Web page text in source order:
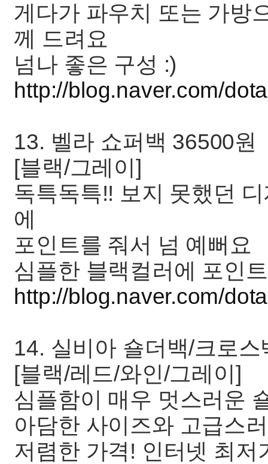
게다가 파우치 또는 가방
께 드려요
넘나 좋은 구성 :)
http://blog.naver.com/
13. 벨라 쇼퍼백 36500원
[블랙/그레이]
독특독특!! 보지 못했던
에
포인트를 줘서 넘 예뻐요
심플한 블랙컬러에 포인
http://blog.naver.com/
14. 실비아 숄더백/크로
[블랙/레드/와인/그레이]
심플함이 매우 멋스러운
아담한 사이즈와 고급스
저렴한 가격! 인터넷 최저